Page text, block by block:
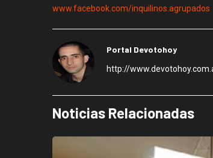
www.facebook.com/inquilinos.agrupados
Portal Devotohoy
http://
Noticias Relacionadas